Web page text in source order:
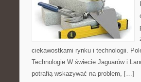
ciekawostkami rynku i technologii.
Technologie W świecie Jaguarów i
potrafią wskazywać na problem, […]